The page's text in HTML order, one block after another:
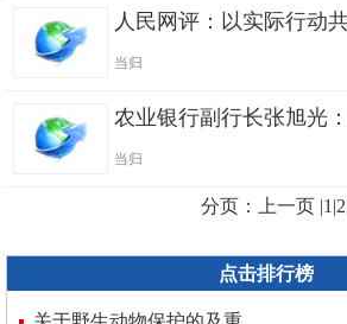
人民网评：以实际行动共建万
当归
农业银行副行长张旭光：以绿色金融助力可持续发展
当归
分页： 上一页 |1 |2
点击排行榜